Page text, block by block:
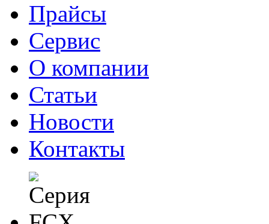
Прайсы
Сервис
О компании
Статьи
Новости
Контакты